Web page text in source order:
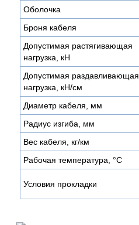
Оболочка
Броня кабеля
Допустимая растягивающая
нагрузка, кН
Допустимая раздавливающая
нагрузка, кН/см
Диаметр кабеля, мм
Радиус изгиба, мм
Вес кабеля, кг/км
Рабочая температура, °C
Условия прокладки